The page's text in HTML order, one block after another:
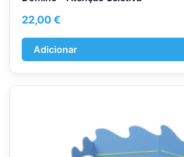
22,00€
Adicionar